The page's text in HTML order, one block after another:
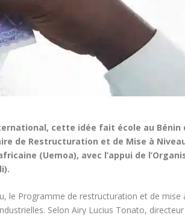
cette idée fait école au Bénin
de Restructuration et de Mise à
(Uemoa), avec l’appui de
le Programme de restructuration et de mise
Selon Airy Lucius Tonato,